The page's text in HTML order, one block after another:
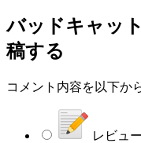
バッドキャッ
稿する
コメント内容を以下か
レビュ